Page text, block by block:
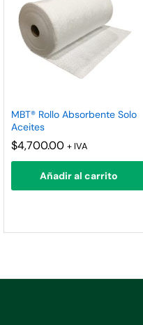
MBT® Rollo Absorbente Solo
Aceites
$4,700.00 + IVA
Añadir al carrito